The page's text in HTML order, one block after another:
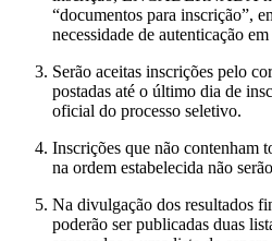
“documentos para inscrição”,
necessidade de autenticação
Serão aceitas inscrições pelo
postadas até o último dia de
oficial do processo seletivo.
Inscrições que não contenham
na ordem estabelecida não
Na divulgação dos resultados
poderão ser publicadas duas